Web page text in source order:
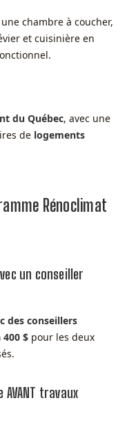
chambre à coucher,
et cuisinière en
du Québec, avec une
de logements
Rénoclimat
un conseiller
des conseillers
400 $ pour les deux
travaux